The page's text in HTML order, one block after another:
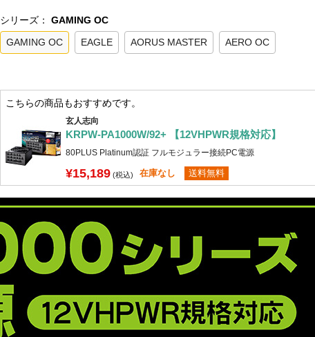
シリーズ： GAMING OC
GAMING OC EAGLE AORUS MASTER AERO OC
こちらの商品もおすすめです。
玄人志向
KRPW-PA1000W/92+ 【12VHPWR規格対応】
80PLUS Platinum認証 フルモジュラー接続PC電源
¥15,189 (税込) 在庫なし 送料無料